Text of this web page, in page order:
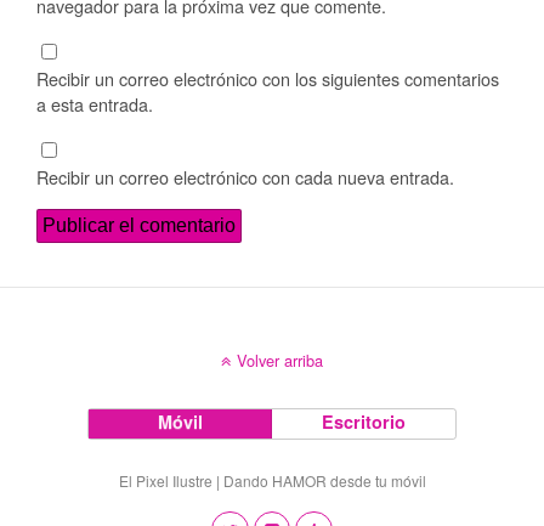
navegador para la próxima vez que comente.
Recibir un correo electrónico con los siguientes comentarios
a esta entrada.
Recibir un correo electrónico con cada nueva entrada.
Volver arriba
Móvil Escritorio
El Pixel Ilustre | Dando HAMOR desde tu móvil